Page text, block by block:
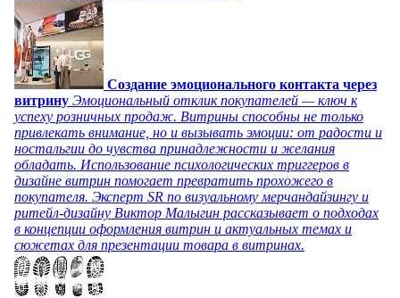
Создание эмоционального контакта через
витрину Эмоциональный отклик покупателей — ключ к
успеху розничных продаж. Витрины способны не только
привлекать внимание, но и вызывать эмоции: от радости и
ностальгии до чувства принадлежности и желания
обладать. Использование психологических триггеров в
дизайне витрин помогает превратить прохожего в
покупателя. Эксперт SR по визуальному мерчандайзингу и
ритейл-дизайну Виктор Малыгин рассказывает о подходах
в концепции оформления витрин и актуальных темах и
сюжетах для презентации товара в витринах.